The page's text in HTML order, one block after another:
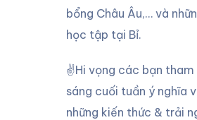
bổng Châu Âu,… và
học tập tại Bỉ.
✌️Hi vọng các bạn
sáng cuối tuần ý nghĩa
những kiến thức & trải